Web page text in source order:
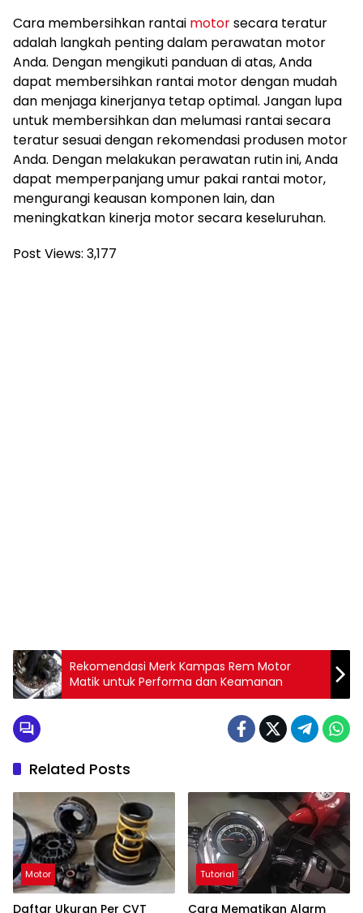
Cara membersihkan rantai motorsecara teratur
adalah langkah penting dalam perawatan motor
Anda. Dengan mengikuti panduan di atas, Anda
dapat membersihkan rantai motor dengan mudah
dan menjaga kinerjanya tetap optimal. Jangan lupa
untuk membersihkan dan melumasi rantai secara
teratur sesuai dengan rekomendasi produsen motor
Anda. Dengan melakukan perawatan rutin ini, Anda
dapat memperpanjang umur pakai rantai motor,
mengurangi keausan komponen lain, dan
meningkatkan kinerja motor secara keseluruhan.
Post Views: 3,177
Rekomendasi Merk Kampas Rem Motor
Matik untuk Performa dan Keamanan
Related Posts
Motor
Daftar Ukuran Per CVT
Tutorial
Cara Mematikan Alarm